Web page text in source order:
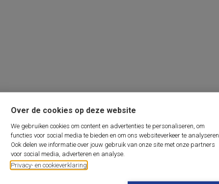
Over de cookies op deze website
We gebruiken cookies om content en advertenties te personaliseren, om
functies voor social media te bieden en om ons websiteverkeer te analyseren.
Ook delen we informatie over jouw gebruik van onze site met onze partners
voor social media, adverteren en analyse.
Privacy- en cookieverklaring